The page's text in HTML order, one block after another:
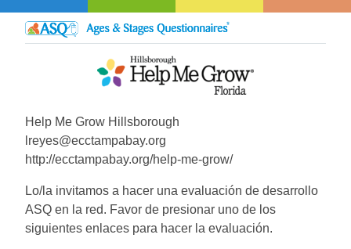
Help Me Grow Hillsborough
lreyes@ecctampabay.org
http://ecctampabay.org/help-me-grow/
Lo/la invitamos a hacer una evaluación de desarrollo
ASQ en la red. Favor de presionar uno de los
siguientes enlaces para hacer la evaluación.